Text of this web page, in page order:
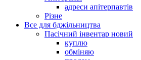
адреси апітерпавтів
Різне
Все для бджільництва
Пасічний інвентар новий
куплю
обміняю